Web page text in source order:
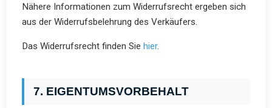
Nähere Informationen zum Widerrufsrecht ergeben sich
aus der Widerrufsbelehrung des Verkäufers.
Das Widerrufsrecht finden Siehier.
7. EIGENTUMSVORBEHALT